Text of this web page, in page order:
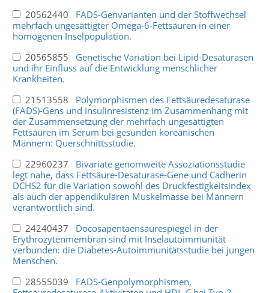
20562440 FADS-Genvarianten und der Stoffwechsel
mehrfach ungesättigter Omega-6-Fettsäuren in einer
homogenen Inselpopulation.
20565855 Genetische Variation bei Lipid-Desaturasen
und ihr Einfluss auf die Entwicklung menschlicher
Krankheiten.
21513558 Polymorphismen des Fettsäuredesaturase
(FADS)-Gens und Insulinresistenz im Zusammenhang mit
der Zusammensetzung der mehrfach ungesättigten
Fettsäuren im Serum bei gesunden koreanischen
Männern: Querschnittsstudie.
22960237 Bivariate genomweite Assoziationsstudie
legt nahe, dass Fettsäure-Desaturase-Gene und Cadherin
DCHS2 für die Variation sowohl des Druckfestigkeitsindex
als auch der appendikulären Muskelmasse bei Männern
verantwortlich sind.
24240437 Docosapentaensäurespiegel in der
Erythrozytenmembran sind mit Inselautoimmunität
verbunden: die Diabetes-Autoimmunitätsstudie bei jungen
Menschen.
28555039 FADS-Genpolymorphismen,